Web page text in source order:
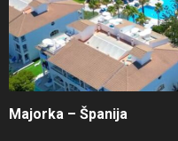
Majorka – Španija